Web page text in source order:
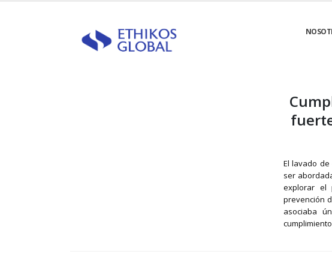
El lavado
ser
explorar el
prevención
asociaba